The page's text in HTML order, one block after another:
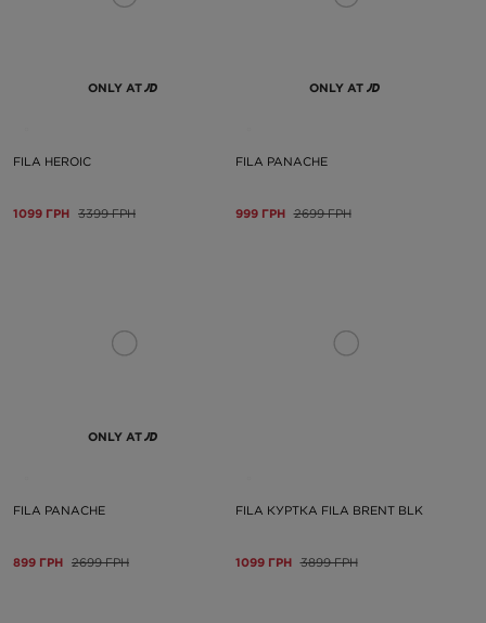
ONLY AT
FILA HEROIC
1099 ГРН 3399 ГРН
ONLY AT
FILA PANACHE
999 ГРН 2699 ГРН
ONLY AT
FILA PANACHE
899 ГРН 2699 ГРН
FILA КУРТКА FILA BRENT BLK
1099 ГРН 3899 ГРН